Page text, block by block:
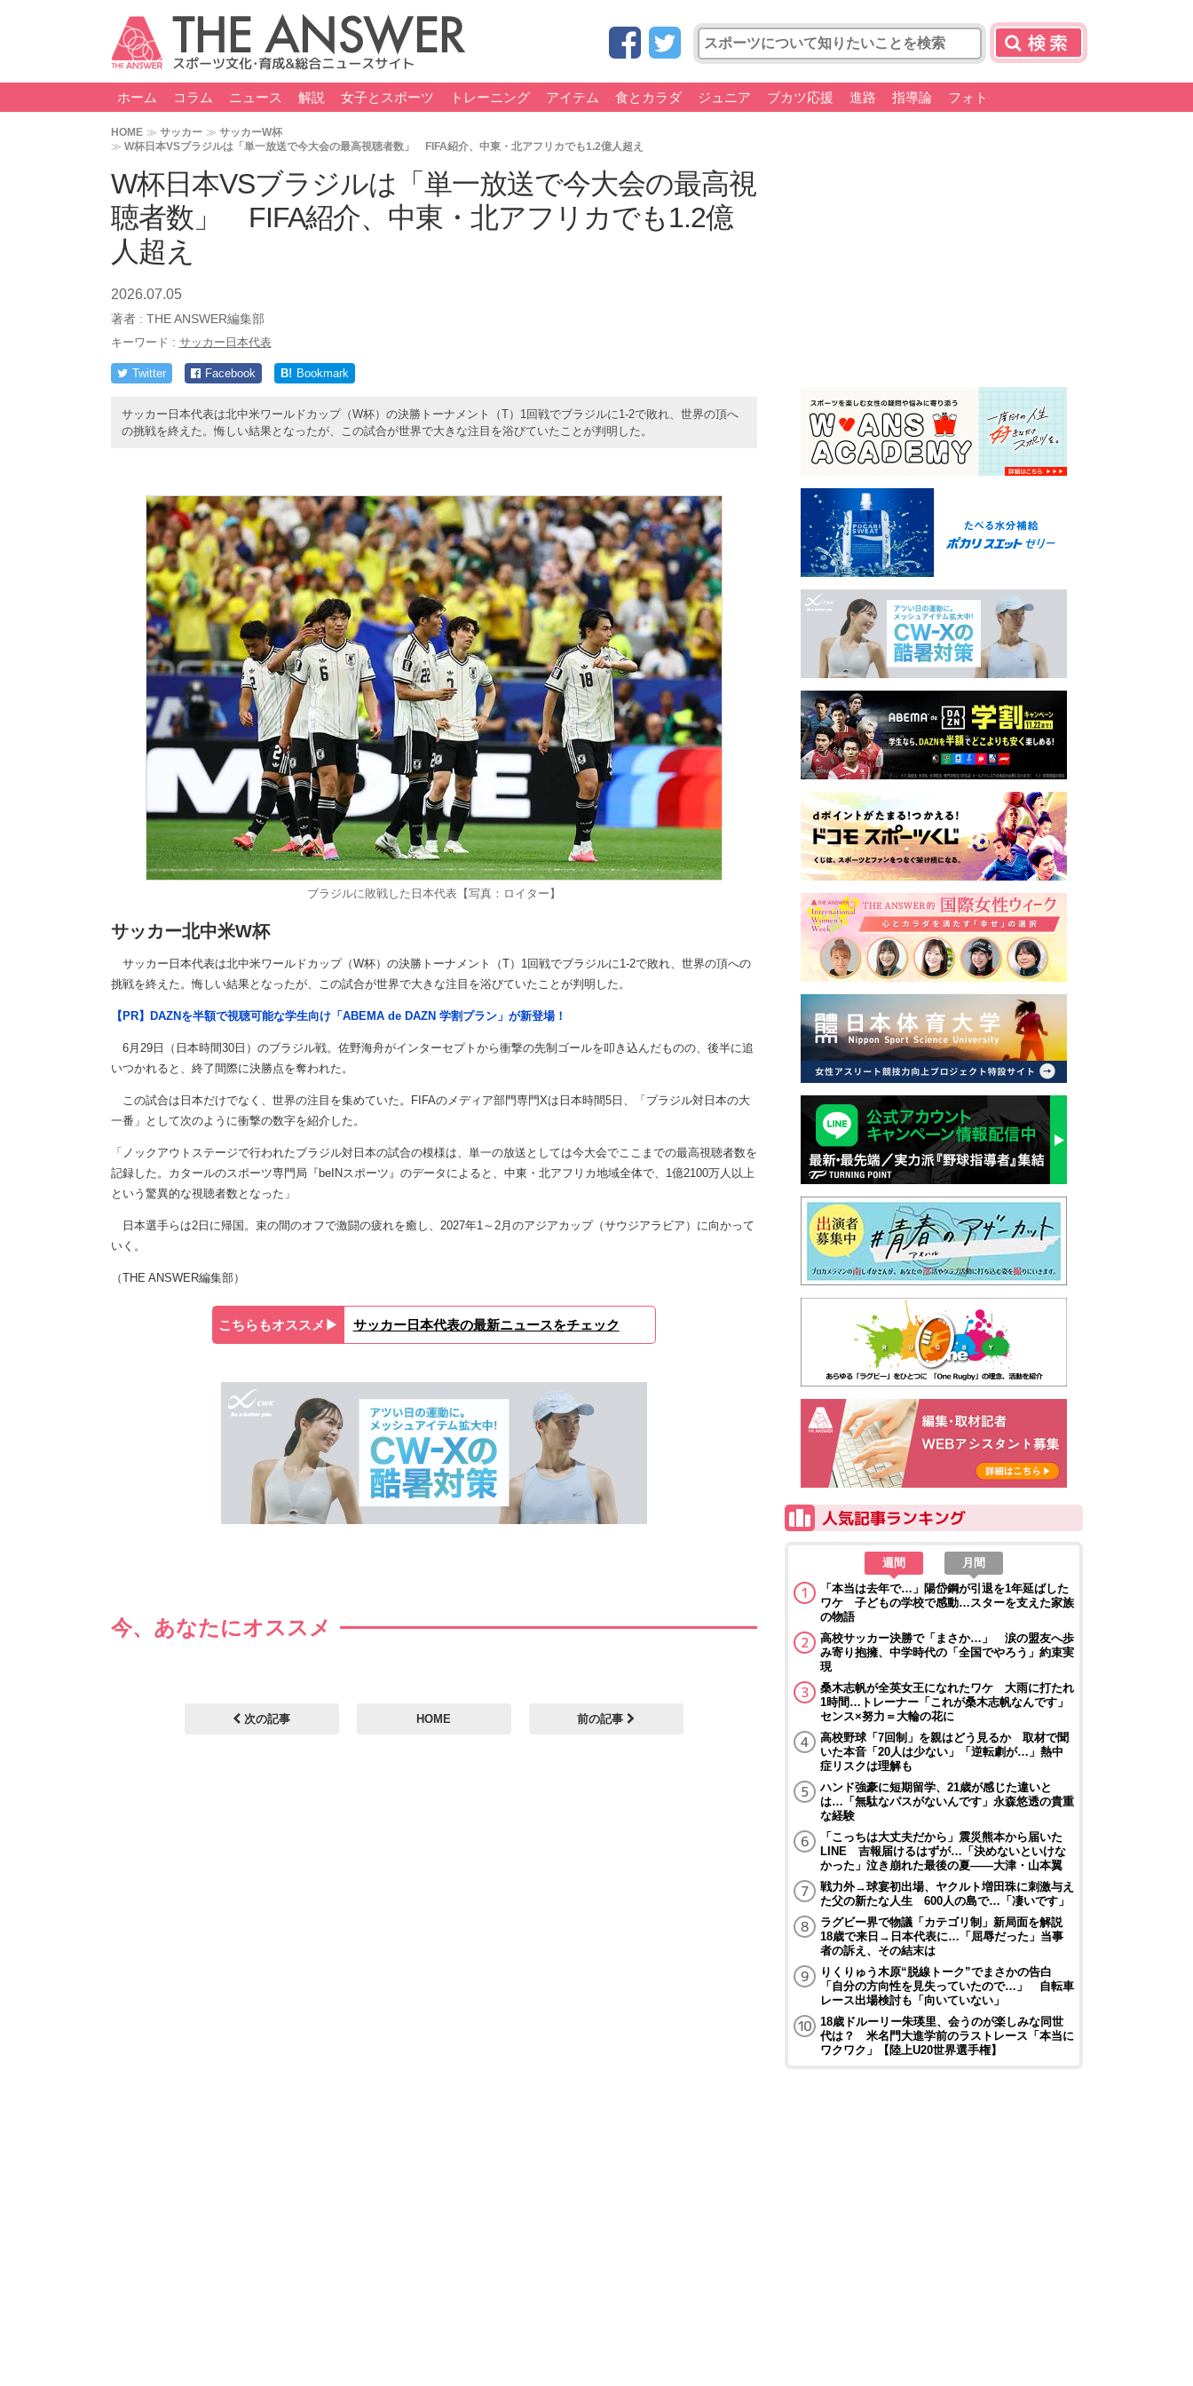
ホーム コラム ニュース 解説 女子とスポーツ トレーニング アイテム 食とカラダ ジュニア ブカツ応援 進路 指導論 フォト
HOME サッカー
サッカーW杯
W杯日本VSブラジルは「単一放送で今大会の最高視聴者数」 FIFA紹介、中東・北アフリカでも1.2億人超え
W杯日本VSブラジルは「単一放送で今大会の最高視
聴者数」 FIFA紹介、中東・北アフリカでも1.2億
人超え
2026.07.05
著者 : THE ANSWER編集部
キーワード : サッカー日本代表
Twitter Facebook B! Bookmark
サッカー日本代表は北中米ワールドカップ（W杯）の決勝トーナメント（T）1回戦でブラジルに1-2で敗れ、世界の頂へ
の挑戦を終えた。悔しい結果となったが、この試合が世界で大きな注目を浴びていたことが判明した。
ブラジルに敗戦した日本代表【写真：ロイター】
サッカー北中米W杯
サッカー日本代表は北中米ワールドカップ（W杯）の決勝トーナメント（T）1回戦でブラジルに1-2で敗れ、世界の頂への
挑戦を終えた。悔しい結果となったが、この試合が世界で大きな注目を浴びていたことが判明した。
【PR】DAZNを半額で視聴可能な学生向け「ABEMA de DAZN 学割プラン」が新登場！
6月29日（日本時間30日）のブラジル戦。佐野海舟がインターセプトから衝撃の先制ゴールを叩き込んだものの、後半に追
いつかれると、終了間際に決勝点を奪われた。
この試合は日本だけでなく、世界の注目を集めていた。FIFAのメディア部門専門Xは日本時間5日、「ブラジル対日本の大
一番」として次のように衝撃の数字を紹介した。
「ノックアウトステージで行われたブラジル対日本の試合の模様は、単一の放送としては今大会でここまでの最高視聴者数を
記録した。カタールのスポーツ専門局『beINスポーツ』のデータによると、中東・北アフリカ地域全体で、1億2100万人以上
という驚異的な視聴者数となった」
日本選手らは2日に帰国。束の間のオフで激闘の疲れを癒し、2027年1～2月のアジアカップ（サウジアラビア）に向かって
いく。
（THE ANSWER編集部）
こちらもオススメ▶︎ サッカー日本代表の最新ニュースをチェック
今、あなたにオススメ
次の記事 HOME 前の記事
週間
月間
「本当は去年で…」陽岱鋼が引退を1年延ばした
ワケ 子どもの学校で感動…スターを支えた家族
の物語
高校サッカー決勝で「まさか…」 涙の盟友へ歩
み寄り抱擁、中学時代の「全国でやろう」約束実
現
桑木志帆が全英女王になれたワケ 大雨に打たれ
1時間…トレーナー「これが桑木志帆なんです」
センス×努力＝大輪の花に
高校野球「7回制」を親はどう見るか 取材で聞
いた本音「20人は少ない」「逆転劇が…」熱中
症リスクは理解も
ハンド強豪に短期留学、21歳が感じた違いと
は…「無駄なパスがないんです」永森悠透の貴重
な経験
「こっちは大丈夫だから」震災熊本から届いた
LINE 吉報届けるはずが…「決めないといけな
かった」泣き崩れた最後の夏――大津・山本翼
戦力外→球宴初出場、ヤクルト増田珠に刺激与え
た父の新たな人生 600人の島で…「凄いです」
ラグビー界で物議「カテゴリ制」新局面を解説
18歳で来日→日本代表に…「屈辱だった」当事
者の訴え、その結末は
りくりゅう木原“脱線トーク”でまさかの告白
「自分の方向性を見失っていたので…」 自転車
レース出場検討も「向いていない」
18歳ドルーリー朱瑛里、会うのが楽しみな同世
代は？ 米名門大進学前のラストレース「本当に
ワクワク」【陸上U20世界選手権】